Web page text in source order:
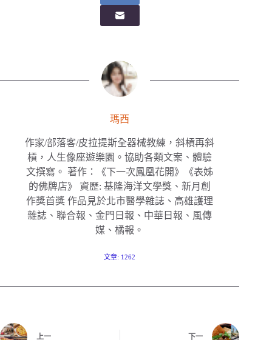
瑪西
作家/部落客/皮拉提斯全器械教練，斜槓再斜
槓，人生像座遊樂園。協助各類文案、體驗
文撰寫。 著作：《下一次鳳凰花開》《表姊
的佛牌店》 資歷: 基隆海洋文學獎、新月創
作獎首獎 作品見於北市醫學雜誌、高雄護理
雜誌、聯合報、金門日報、中華日報、風傳
媒、橘報。
文章: 1262
上一 下一